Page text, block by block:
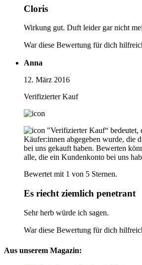
Cloris
Wirkung gut. Duft leider gar nicht
War diese Bewertung für dich
Anna
12. März 2016
Verifizierter Kauf
"Verifizierter Kauf“ bedeutet,
Käufer:innen abgegeben wurde, die
bei uns gekauft haben. Bewerten
alle, die ein Kundenkonto bei uns
Bewertet mit 1 von 5 Sternen.
Es riecht ziemlich penetrant
Sehr herb würde ich sagen.
War diese Bewertung für dich
Aus unserem Magazin: